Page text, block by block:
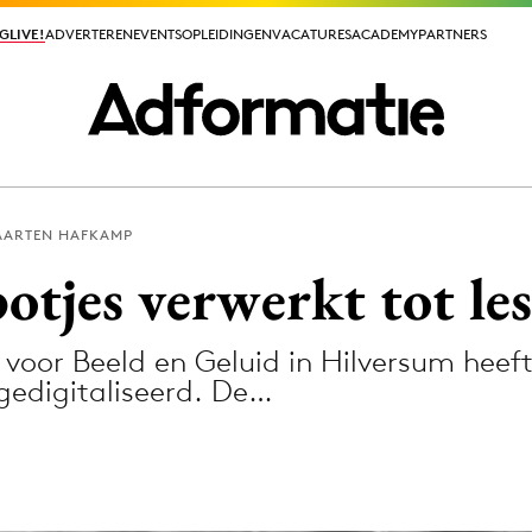
ADVERTERENEVENTSOPLEIDINGENVACATURESACADEMYPARTNERS
ADVERTERENEVENTSOPLEIDINGENVACATURESACADEMYPARTNERS
HAFKAMP
verwerkt tot
Beeld en Geluid in Hilversum
De…